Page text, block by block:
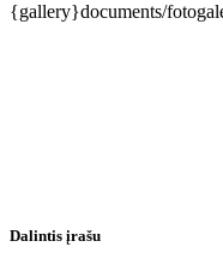
{gallery}documents/
Dalintis įrašu